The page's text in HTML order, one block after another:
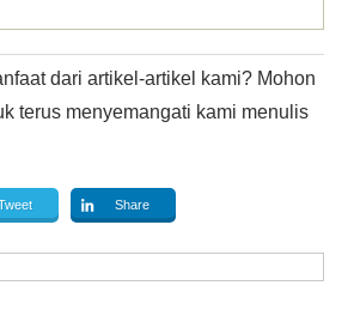
dari artikel-artikel kami? Mohon
terus menyemangati kami menulis
Share